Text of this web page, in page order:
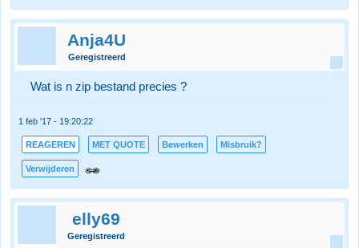
Anja4U
Geregistreerd
Wat is n zip bestand precies ?
1 feb '17 - 19:20:22
REAGEREN MET QUOTE Bewerken Misbruik?
Verwijderen
elly69
Geregistreerd